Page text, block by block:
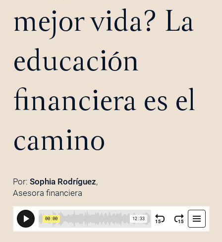
mejor vida? La
educación
financiera es el
camino
Por: Sophia Rodríguez,
Asesora financiera